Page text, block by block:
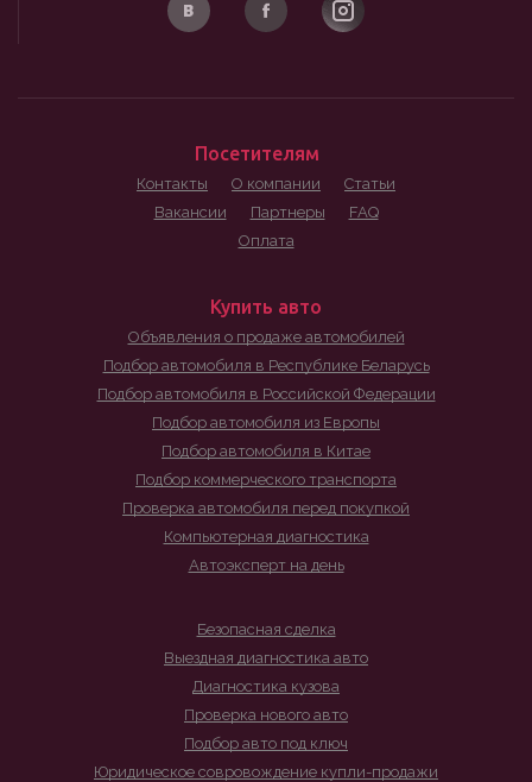
Посетителям
Контакты О компании
Статьи
Вакансии
Партнеры
FAQ
Оплата
Купить авто
Объявления о продаже автомобилей
Подбор автомобиля в Республике Беларусь
Подбор автомобиля в Российской Федерации
Подбор автомобиля из Европы
Подбор автомобиля в Китае
Подбор коммерческого транспорта
Проверка автомобиля перед покупкой
Компьютерная диагностика
Автоэксперт на день
Безопасная сделка
Выездная диагностика авто
Диагностика кузова
Проверка нового авто
Подбор авто под ключ
Юридическое совровождение купли-продажи